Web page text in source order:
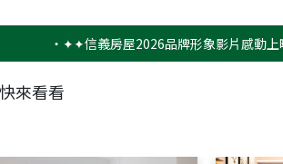
✦✦信義房屋2026品牌形象影片感動上映✦✦
來看看